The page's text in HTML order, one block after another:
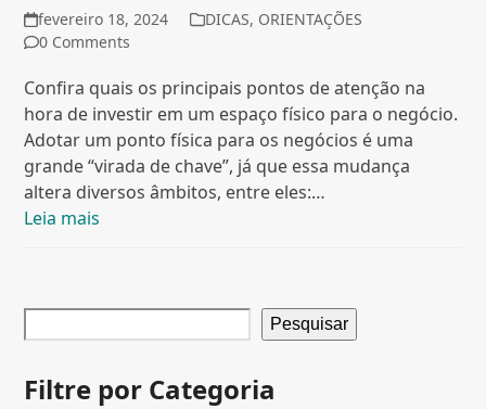
fevereiro 18, 2024 DICAS, ORIENTAÇÕES
0 Comments
Confira quais os principais pontos de atenção na
hora de investir em um espaço físico para o negócio.
Adotar um ponto física para os negócios é uma
grande “virada de chave”, já que essa mudança
altera diversos âmbitos, entre eles:…
Leia mais
Pesquisar
Filtre por Categoria